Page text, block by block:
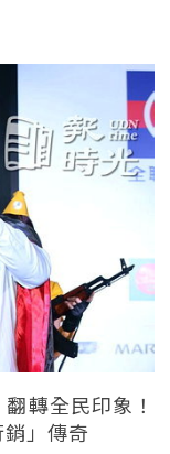
轉全民印象！
」傳奇